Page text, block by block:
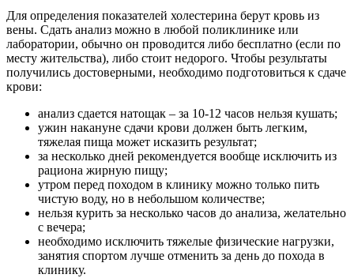
Для определения показателей холестерина берут кровь из
вены. Сдать анализ можно в любой поликлинике или
лаборатории, обычно он проводится либо бесплатно (если по
месту жительства), либо стоит недорого. Чтобы результаты
получились достоверными, необходимо подготовиться к сдаче
крови:
анализ сдается натощак – за 10-12 часов нельзя кушать;
ужин накануне сдачи крови должен быть легким,
тяжелая пища может исказить результат;
за несколько дней рекомендуется вообще исключить из
рациона жирную пищу;
утром перед походом в клинику можно только пить
чистую воду, но в небольшом количестве;
нельзя курить за несколько часов до анализа, желательно
с вечера;
необходимо исключить тяжелые физические нагрузки,
занятия спортом лучше отменить за день до похода в
клинику.